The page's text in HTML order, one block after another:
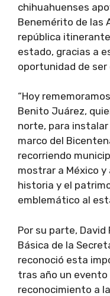
chihuahuenses
Benemérito de las
república
estado, gracias a
oportunidad de ser
“Hoy
Benito Juárez,
norte, para instalar
marco del
recorriendo
mostrar a México
historia y el
emblemático al
Por su parte,
Básica de la
reconoció esta
tras año un evento
reconocimiento a